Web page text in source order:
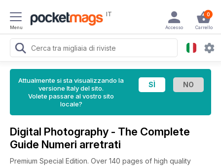
Menu
IT 0
Carrello
Accesso
Attualmente si sta visualizzando la
versione Italy del sito.
Volete passare al vostro sito
locale?
Digital Photography - The Complete
Guide Numeri arretrati
Premium Special Edition. Over 140 pages of high quality